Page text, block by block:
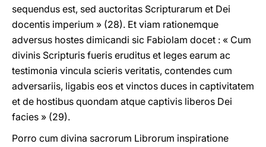
sequendus est, sed auctoritas Scripturarum et Dei
docentis imperium » (28). Et viam rationemque
adversus hostes dimicandi sic Fabiolam docet : « Cum
divinis Scripturis fueris eruditus et leges earum ac
testimonia vincula scieris veritatis, contendes cum
adversariis, ligabis eos et vinctos duces in captivitatem
et de hostibus quondam atque captivis liberos Dei
facies » (29).
Porro cum divina sacrorum Librorum inspiratione